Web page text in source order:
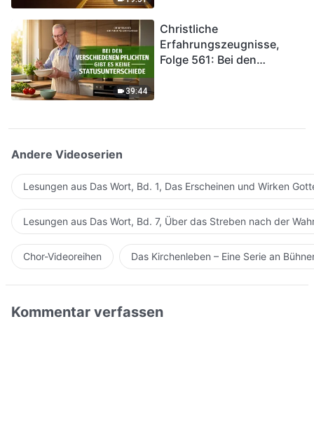
39:44
Christliche
Erfahrungszeugnisse,
Folge 561: Bei den
Andere Videoserien
Lesungen aus Das Wort, Bd. 1, Das Erscheinen und Wirken
Lesungen aus Das Wort, Bd. 7, Über das Streben nach der
Chor-Videoreihen Das Kirchenleben – Eine Serie an
Kommentar verfassen